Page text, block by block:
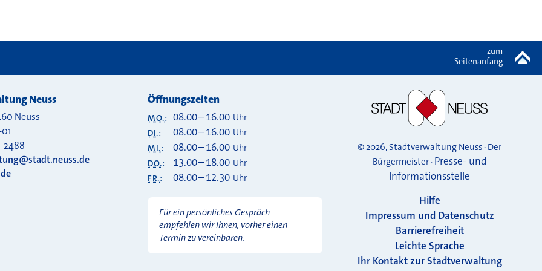
zum
Seitenanfang
Neuss
Neuss
2488
Öffnungszeiten
MO.: 08.00–16.00 Uhr
DI.: 08.00–16.00 Uhr
MI.: 08.00–16.00 Uhr
DO.: 13.00–18.00 Uhr
FR.: 08.00–12.30 Uhr
Für ein persönliches Gespräch
empfehlen wir Ihnen, vorher einen
Termin zu vereinbaren.
© 2026, Stadtverwaltung Neuss · Der
Bürgermeister · Presse- und
Informationsstelle
Hilfe
Impressum und Datenschutz
Barrierefreiheit
Leichte Sprache
Ihr Kontakt zur Stadtverwaltung